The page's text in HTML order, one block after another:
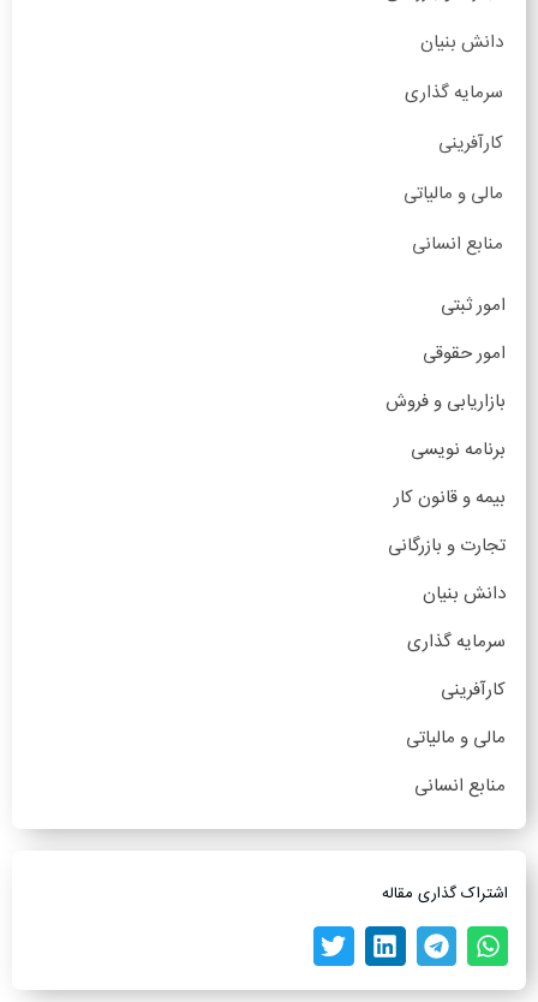
دانش بنیان
سرمایه گذاری
کارآفرینی
مالی و مالیاتی
منابع انسانی
امور ثبتی
امور حقوقی
بازاریابی و فروش
برنامه نویسی
بیمه و قانون کار
تجارت و بازرگانی
دانش بنیان
سرمایه گذاری
کارآفرینی
مالی و مالیاتی
منابع انسانی
اشتراک گذاری مقاله